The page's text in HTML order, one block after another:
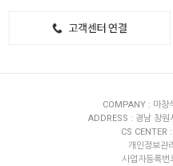
COMPANY : 마창
ADDRESS : 경남 창원
CS CENTER
개인정보관
사업자등록